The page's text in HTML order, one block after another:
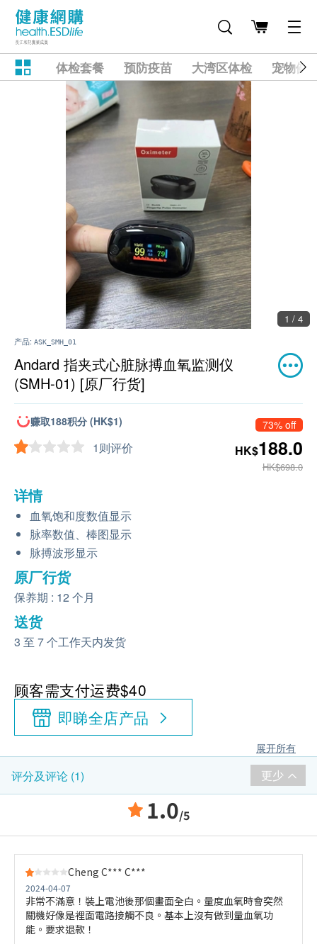
体检套餐 预防疫苗 大湾区体检 宠物健
1 / 4
产品: ASK_SMH_01
Andard 指夹式心脏脉搏血氧监测仪
(SMH-01) [原厂行货]
赚取188积分 (HK$1)
1则评价
73% off
HK$188.0
HK$698.0
详情
血氧饱和度数值显示
脉率数值、棒图显示
脉搏波形显示
原厂行货
保养期 : 12 个月
送货
3 至 7 个工作天内发货
顾客需支付运费$40
即睇全店产品
展开所有
评分及评论 (1) 更少
1.0/5
Cheng C*** C***
2024-04-07
非常不滿意！裝上電池後那個畫面全白。量度血氧時會突然
關機好像是裡面電路接觸不良。基本上沒有做到量血氧功
能。要求退款！